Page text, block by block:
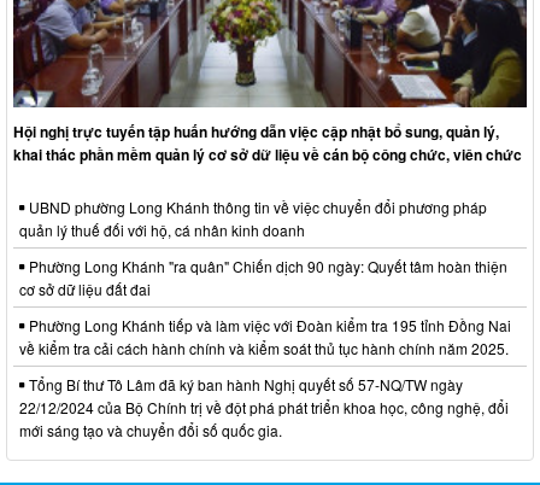
Hội nghị trực tuyến tập huấn hướng dẫn việc cập nhật bổ sung, quản lý,
khai thác phần mềm quản lý cơ sở dữ liệu về cán bộ công chức, viên chức
UBND phường Long Khánh thông tin về việc chuyển đổi phương pháp
quản lý thuế đối với hộ, cá nhân kinh doanh
Phường Long Khánh "ra quân" Chiến dịch 90 ngày: Quyết tâm hoàn thiện
cơ sở dữ liệu đất đai
Phường Long Khánh tiếp và làm việc với Đoàn kiểm tra 195 tỉnh Đồng Nai
về kiểm tra cải cách hành chính và kiểm soát thủ tục hành chính năm 2025.
Tổng Bí thư Tô Lâm đã ký ban hành Nghị quyết số 57-NQ/TW ngày
22/12/2024 của Bộ Chính trị về đột phá phát triển khoa học, công nghệ, đổi
mới sáng tạo và chuyển đổi số quốc gia.